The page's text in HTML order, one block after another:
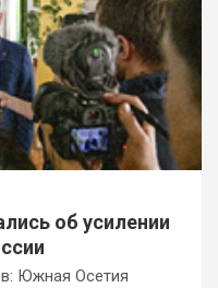
об усилении
Южная Осетия